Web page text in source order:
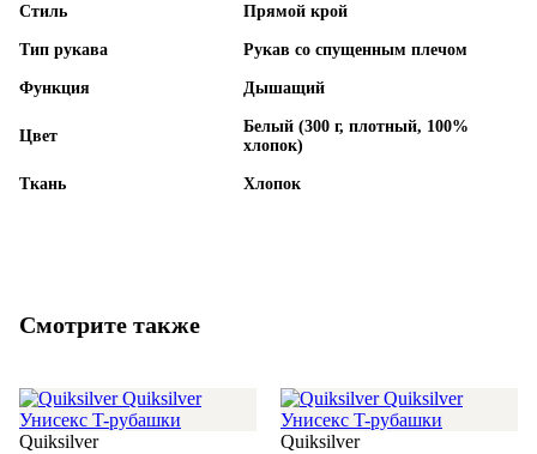
Стиль Прямой крой
Тип рукава Рукав со спущенным плечом
Функция Дышащий
Цвет
Белый (300 г, плотный, 100%
хлопок)
Ткань Хлопок
Смотрите также
Quiksilver Quiksilver